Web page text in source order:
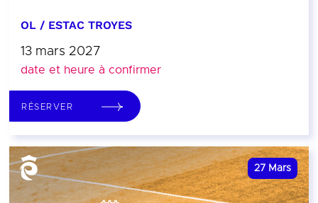
OL / ESTAC TROYES
13 mars 2027
date et heure à confirmer
RÉSERVER
27 Mars